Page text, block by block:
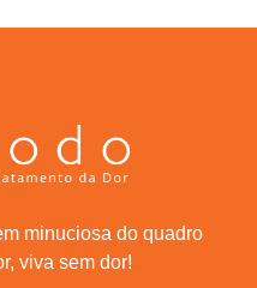
minuciosa do quadro
viva sem dor!